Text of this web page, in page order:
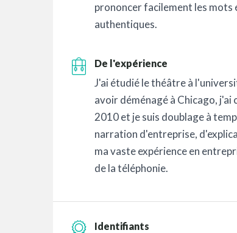
prononcer facilement les mots
authentiques.
De l'expérience
J'ai étudié le théâtre à
avoir déménagé à Chicago,
2010 et je suis doublage à
narration d'entreprise,
ma vaste expérience en
de la téléphonie.
Identifiants